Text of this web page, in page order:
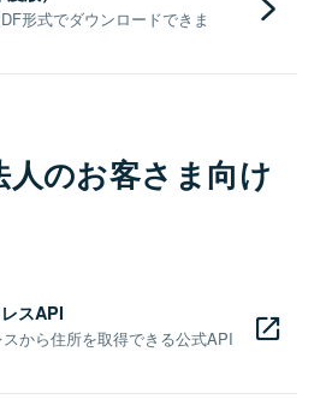
形式でダウンロードできま
人のお客さま向け
スAPI
から住所を取得できる公式API